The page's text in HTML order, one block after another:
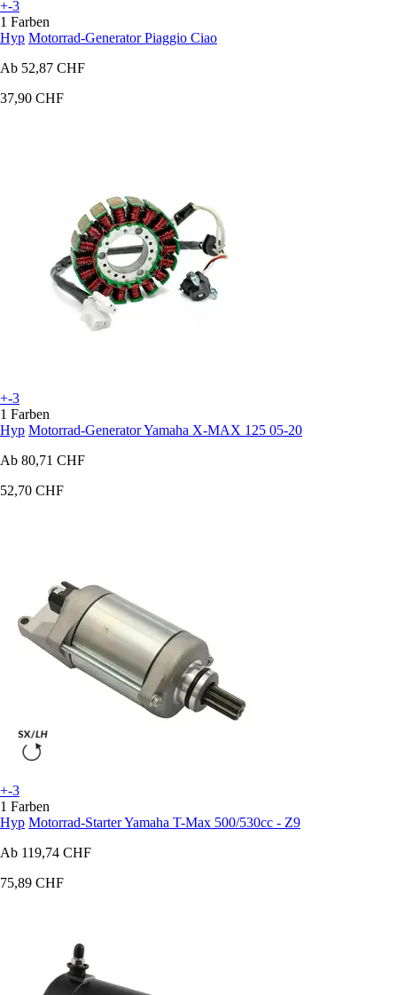
+-3
1 Farben
Hyp Motorrad-Generator Piaggio Ciao
Ab 52,87 CHF
37,90 CHF
+-3
1 Farben
Hyp Motorrad-Generator Yamaha X-MAX 125 05-20
Ab 80,71 CHF
52,70 CHF
+-3
1 Farben
Hyp Motorrad-Starter Yamaha T-Max 500/530cc - Z9
Ab 119,74 CHF
75,89 CHF